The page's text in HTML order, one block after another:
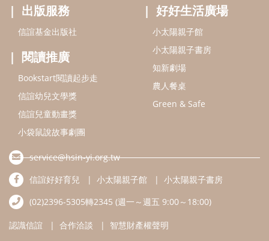
出版服務
信誼基金出版社
閱讀推廣
Bookstart閱讀起步走
信誼幼兒文學獎
信誼兒童動畫獎
小袋鼠說故事劇團
好好生活廣場
小太陽親子館
小太陽親子書房
知新劇場
農人餐桌
Green & Safe
service@hsin-yi.org.tw
信誼好好育兒
小太陽親子館
小太陽親子書房
(02)2396-5305轉2345 (週一～週五 9:00～18:00)
認識信誼 合作洽談 智慧財產權聲明